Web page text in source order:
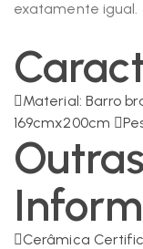
exatamente igual.
Material: Barro
169cmx200cm
Outras
Cerâmica